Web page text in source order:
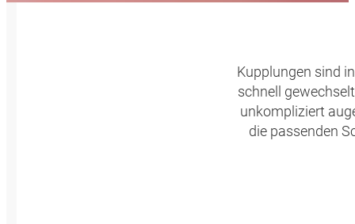
Kupplungen sind
schnell
unkompliziert
die passenden